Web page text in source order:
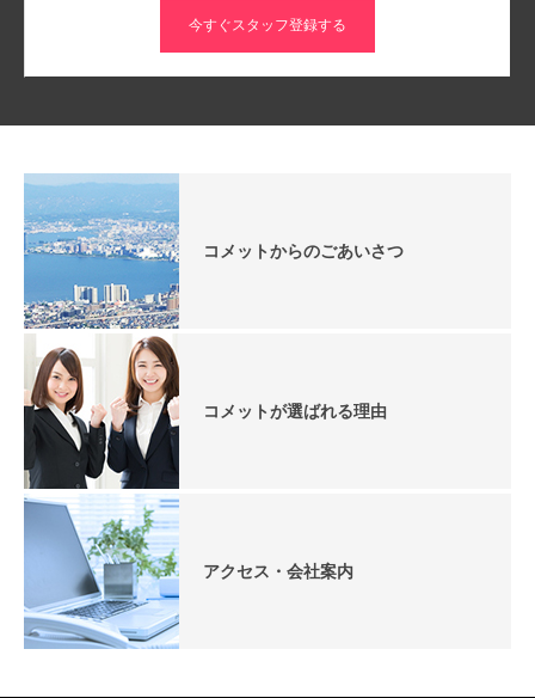
今すぐスタッフ登録する
コメットからのごあいさつ
コメットが選ばれる理由
アクセス・会社案内